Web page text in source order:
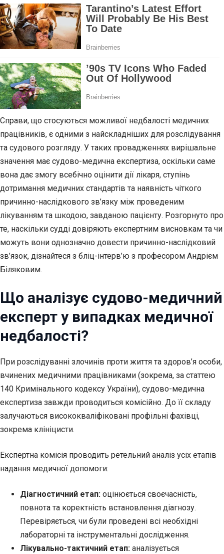
Справи, що стосуються можливої недбалості медичних
працівників, є одними з найскладніших для розслідування
та судового розгляду. У таких провадженнях вирішальне
значення має судово-медична експертиза, оскільки саме
вона дає змогу всебічно оцінити дії лікаря, ступінь
дотримання медичних стандартів та наявність чіткого
причинно-наслідкового зв’язку між проведеним
лікуванням та шкодою, завданою пацієнту. Розгорнуто про
те, наскільки судді довіряють експертним висновкам та чи
можуть вони однозначно довести причинно-наслідковий
зв’язок, дізнайтеся з бліц-інтерв’ю з професором Андрієм
Біляковим.
Що аналізує судово-медичний
експерт у випадках медичної
недбалості?
При розслідуванні злочинів проти життя та здоров’я особи,
вчинених медичними працівниками (зокрема, за статтею
140 Кримінального кодексу України), судово-медична
експертиза завжди проводиться комісійно. До її складу
залучаються висококваліфіковані профільні фахівці,
зокрема клініцисти.
Експертна комісія проводить ретельний аналіз усіх етапів
надання медичної допомоги:
Діагностичний етап: оцінюється своєчасність,
повнота та коректність встановлення діагнозу.
Перевіряється, чи були проведені всі необхідні
лабораторні та інструментальні дослідження.
Лікувально-тактичний етап: аналізується